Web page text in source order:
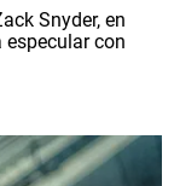
Snyder, en
especular con